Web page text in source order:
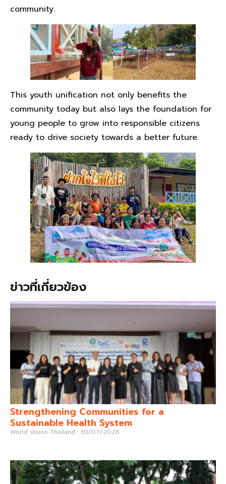
community.
This youth unification not only benefits the
community today but also lays the foundation for
young people to grow into responsible citizens
ready to drive society towards a better future.
ข่าวที่เกี่ยวข้อง
Strengthening Communities for a
Sustainable Health System
World Vision Thailand 30/07/2026